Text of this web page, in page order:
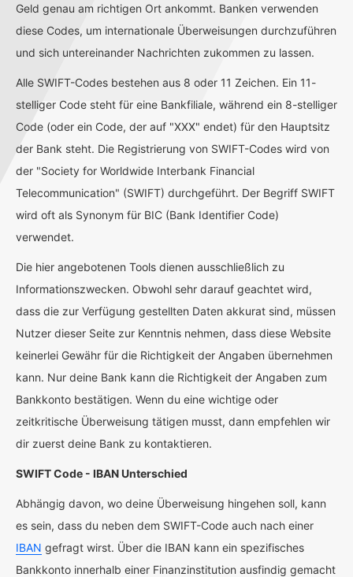
Geld genau am richtigen Ort ankommt. Banken verwenden
diese Codes, um internationale Überweisungen durchzuführen
und sich untereinander Nachrichten zukommen zu lassen.
Alle SWIFT-Codes bestehen aus 8 oder 11 Zeichen. Ein 11-
stelliger Code steht für eine Bankfiliale, während ein 8-stelliger
Code (oder ein Code, der auf "XXX" endet) für den Hauptsitz
der Bank steht. Die Registrierung von SWIFT-Codes wird von
der "Society for Worldwide Interbank Financial
Telecommunication" (SWIFT) durchgeführt. Der Begriff SWIFT
wird oft als Synonym für BIC (Bank Identifier Code)
verwendet.
Die hier angebotenen Tools dienen ausschließlich zu
Informationszwecken. Obwohl sehr darauf geachtet wird,
dass die zur Verfügung gestellten Daten akkurat sind, müssen
Nutzer dieser Seite zur Kenntnis nehmen, dass diese Website
keinerlei Gewähr für die Richtigkeit der Angaben übernehmen
kann. Nur deine Bank kann die Richtigkeit der Angaben zum
Bankkonto bestätigen. Wenn du eine wichtige oder
zeitkritische Überweisung tätigen musst, dann empfehlen wir
dir zuerst deine Bank zu kontaktieren.
SWIFT Code - IBAN Unterschied
Abhängig davon, wo deine Überweisung hingehen soll, kann
es sein, dass du neben dem SWIFT-Code auch nach einer
IBAN gefragt wirst. Über die IBAN kann ein spezifisches
Bankkonto innerhalb einer Finanzinstitution ausfindig gemacht